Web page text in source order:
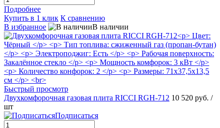
Подробнее
Купить в 1 клик К сравнению
В избранное
В наличии
Быстрый просмотр
Двухкомфорочная газовая плита RICCI RGH-712 10 520 руб. /
шт
Подписаться